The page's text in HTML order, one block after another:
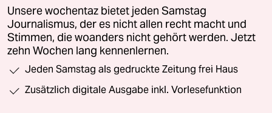
Unsere wochentaz bietet jeden Samstag
Journalismus, der es nicht allen recht macht und
Stimmen, die woanders nicht gehört werden. Jetzt
zehn Wochen lang kennenlernen.
Jeden Samstag als gedruckte Zeitung frei Haus
Zusätzlich digitale Ausgabe inkl. Vorlesefunktion